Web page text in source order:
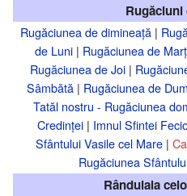
Rugăciunea de dimineață |
de Luni | Rugăciunea de
Rugăciunea de Joi|
Sâmbătă| Rugăciunea de
Tatăl nostru - Rugăciunea
Credinței| Imnul Sfintei
Sfântului Vasile cel Mare|
Rugăciunea
Rânduiala